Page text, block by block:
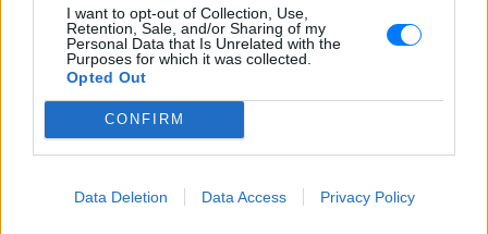
I want to opt-out of Collection, Use,
Retention, Sale, and/or Sharing of my
Personal Data that Is Unrelated with the
Purposes for which it was collected.
Opted Out
CONFIRM
Data Deletion Data Access Privacy Policy
κυκλοφορούν για την ερωτική της ζωή
Το μαροκινό χωριό που έγινε
Τροία για τον Nolan, Yunkai για
το Game of Thrones και
της Βανδή
Από το «Lawrence of Arabia» και το Game
of Thrones μέχρι την «Οδύσσεια» του